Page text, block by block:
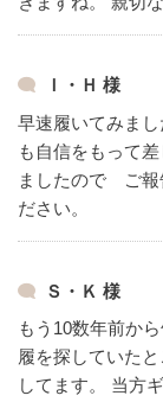
Ｉ・Ｈ 様
早速履いてみま
も自信をもって
ましたので ご報
ださい。
Ｓ・Ｋ 様
もう10数年前か
履を探していたと
してます。
当方